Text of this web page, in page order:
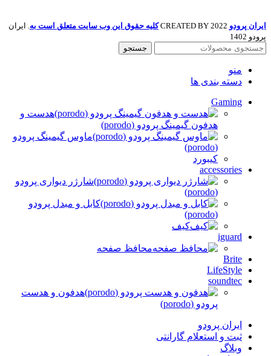
ایران پرودو 2022 CREATED BY کلیه حقوق این وب سایت متعلق است به. ایران
پرودو 1402
جستجو
منو
دسته بندی ها
Gaming
هدست و
هدفون گیمینگ پرودو (porodo)
ماوس گیمینگ پرودو
(porodo)
کیبورد
accessories
شارژر دیواری پرودو
(porodo)
کابل و مبدل پرودو
(porodo)
کیف
iguard
محافظ صفحه
Brite
LifeStyle
soundtec
هدفون و هدست
پرودو (porodo)
ایران پرودو
ثبت و استعلام گارانتی
وبلاگ